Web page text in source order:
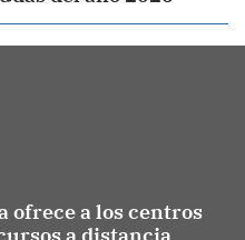
ofrece a los centros